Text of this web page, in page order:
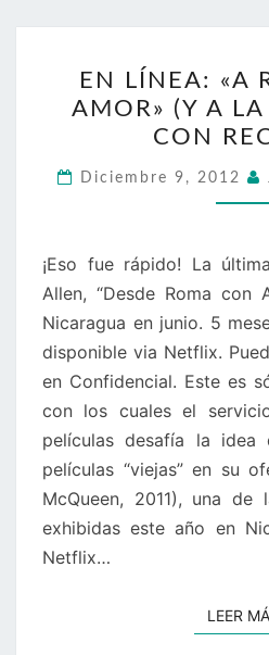
«A
A
LA
EN LÍNEA: «A
AMOR» (Y A LA
CON
Diciembre 9, 2012
¡Eso fue rápido! La
Allen, “Desde Roma con
Nicaragua en junio. 5
disponible via Netflix.
en Confidencial. Este es
con los cuales el
películas desafía la
películas “viejas” en su
McQueen, 2011), una de
exhibidas este año en
Netflix…
LEER